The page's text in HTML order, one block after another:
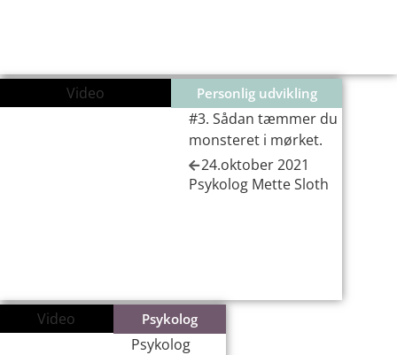
Video Personlig udvikling
#3. Sådan tæmmer du
monsteret i mørket.
24.oktober 2021
Psykolog Mette Sloth
Video Psykolog
Psykolog